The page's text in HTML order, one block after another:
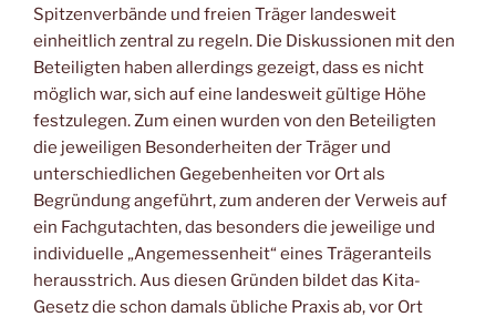
Spitzenverbände und freien Träger landesweit
einheitlich zentral zu regeln. Die Diskussionen mit den
Beteiligten haben allerdings gezeigt, dass es nicht
möglich war, sich auf eine landesweit gültige Höhe
festzulegen. Zum einen wurden von den Beteiligten
die jeweiligen Besonderheiten der Träger und
unterschiedlichen Gegebenheiten vor Ort als
Begründung angeführt, zum anderen der Verweis auf
ein Fachgutachten, das besonders die jeweilige und
individuelle „Angemessenheit“ eines Trägeranteils
herausstrich. Aus diesen Gründen bildet das Kita-
Gesetz die schon damals übliche Praxis ab, vor Ort